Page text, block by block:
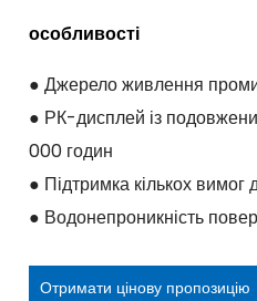
особливості
● Джерело живлення
● РК-дисплей із
000 годин
● Підтримка кількох вимог
● Водонепроникність
Отримати цінову пропозицію